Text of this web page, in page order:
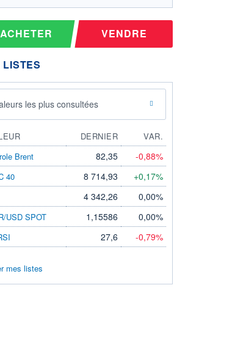
ACHETER VENDRE
LISTES
les plus consultées
DERNIER
VAR.
Brent
82,35 -0,88%
40 8 714,93 +0,17%
4 342,26 0,00%
USD SPOT 1,15586 0,00%
27,6 -0,79%
mes listes